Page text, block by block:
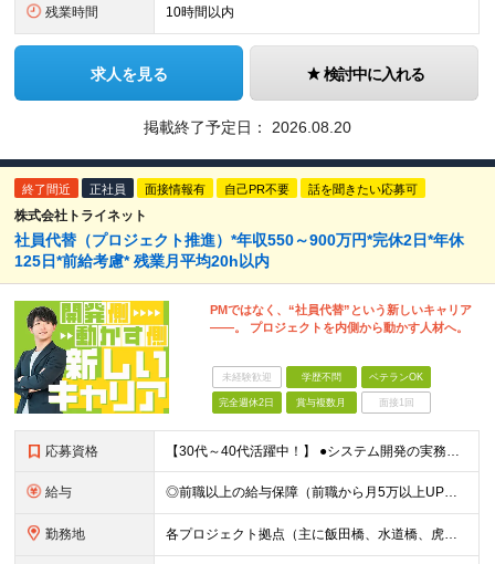
残業時間 10時間以内
求人を見る 検討中に入れる
掲載終了予定日： 2026.08.20
終了間近 正社員 面接情報有 自己PR不要 話を聞きたい応募可
株式会社トライネット
社員代替（プロジェクト推進）*年収550～900万円*完休2日*年休
125日*前給考慮* 残業月平均20h以内
PMではなく、“社員代替”という新しいキャリア
――。 プロジェクトを内側から動かす人材へ。
未経験歓迎 学歴不問 ベテランOK
完全週休2日 賞与複数月 面接1回
応募資格 【30代～40代活躍中！】 ●システム開発の実務経験を3年以上お持ちの方（言語不問） ┗Webシステムの基本的な概念や仕組みを理解されている方を想定しています ※学歴不問 ★こんな方をお待ちしていま
給与 ◎前職以上の給与保障（前職から月5万以上UPの実例複数あり） ■想定年収550～900万円※裁量労働制 ■月給45万円～＋業績賞与（15期以上連続で支給） ※ご経験・スキルを考慮して決定いたします ※
勤務地 各プロジェクト拠点（主に飯田橋、水道橋、虎ノ門周辺） ※リモートワークも併用可能です（頻度はプロジェクトにより異なります） ■本社 東京都千代田区麹町4-2 麹町ミッドスクエア4F ◎2024年12